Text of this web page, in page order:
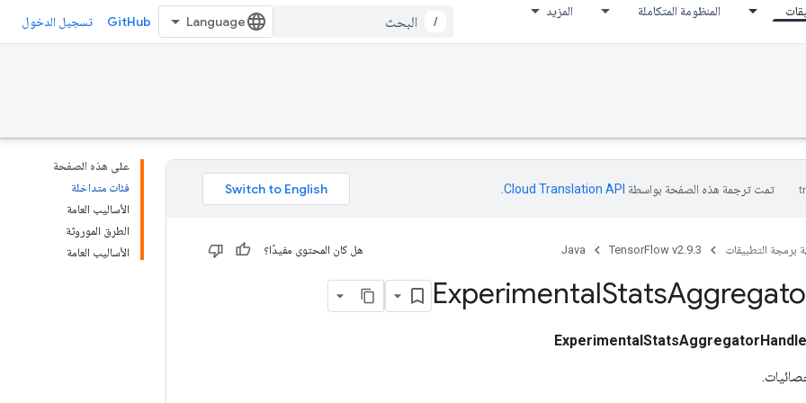
المنظومة المتكاملة المزيد
/
GitHub تسجيل الدخول
على هذه الصفحة
فئات متداخلة
الأساليب العامة
الطرق الموروثة
الأساليب العامة
تمت ترجمة هذه الصفحة بواسطة Cloud Translation API‏
برمجة التطبيقات TensorFlow v2.9.3
Java هل كان المحتوى مفيدًا؟
ExperimentalStats
ExperimentalStatsAggregatorHandle